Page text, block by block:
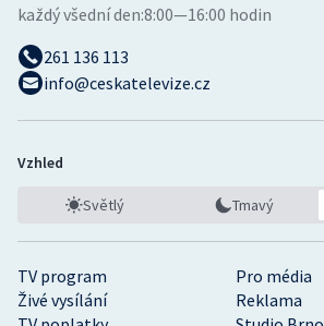
TV program
Pro média
Živé vysílání
Reklama
každý všední den:8:00—16:00 hodin
261 136 113
info@ceskatelevize.cz
Vzhled
Světlý Tmavý